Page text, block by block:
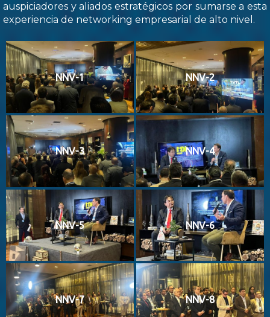
auspiciadores y aliados estratégicos por sumarse a esta
experiencia de networking empresarial de alto nivel.
NNV-1 NNV-2
NNV-3 NNV-4
NNV-5 NNV-6
NNV-7 NNV-8